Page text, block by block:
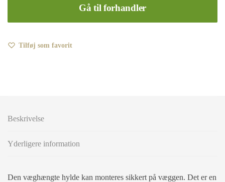
Gå til forhandler
Tilføj som favorit
Beskrivelse
Yderligere information
Den væghængte hylde kan monteres sikkert på væggen. Det er en